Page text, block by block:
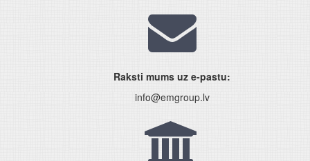
Raksti mums uz e-pastu:
info@emgroup.lv